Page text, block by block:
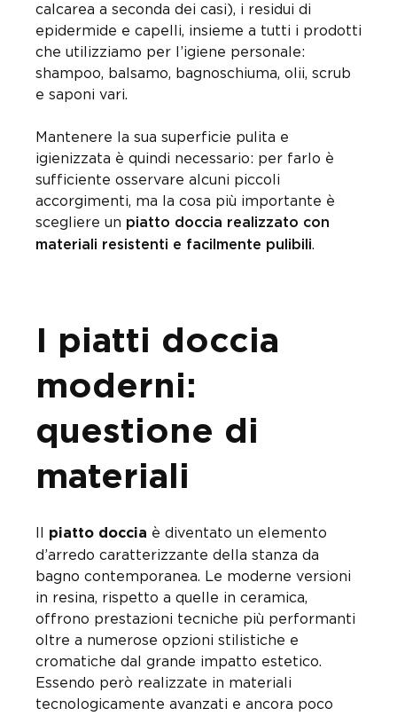
calcarea a seconda dei casi), i residui di
epidermide e capelli, insieme a tutti i prodotti
che utilizziamo per l’igiene personale:
shampoo, balsamo, bagnoschiuma, olii, scrub
e saponi vari.
Mantenere la sua superficie pulita e
igienizzata è quindi necessario: per farlo è
sufficiente osservare alcuni piccoli
accorgimenti, ma la cosa più importante è
scegliere un piatto doccia realizzato con
materiali resistenti e facilmente pulibili.
I piatti doccia
moderni:
questione di
materiali
Il piatto doccia è diventato un elemento
d’arredo caratterizzante della stanza da
bagno contemporanea. Le moderne versioni
in resina, rispetto a quelle in ceramica,
offrono prestazioni tecniche più performanti
oltre a numerose opzioni stilistiche e
cromatiche dal grande impatto estetico.
Essendo però realizzate in materiali
tecnologicamente avanzati e ancora poco